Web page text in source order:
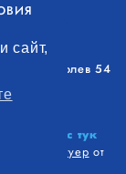
сайт,
Колев 54
бизнес тук
на софтуер от